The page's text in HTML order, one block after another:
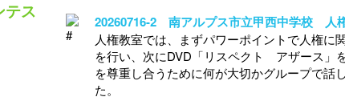
ス
20260716-2 南アルプス市立甲西中学校 人
人権教室では、まずパワーポイントで人権に
を行い、次にDVD「リスペクト アザース」
を尊重し合うために何が大切かグループで話
た。